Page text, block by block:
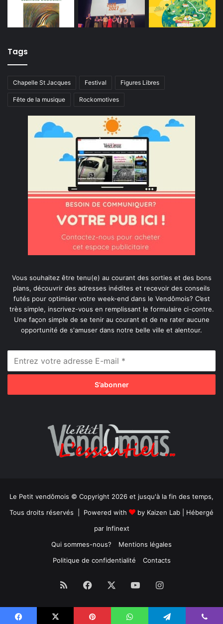
Tags
Chapelle St Jacques Festival Figures Libres
Fête de la musique Rockomotives
Vous souhaitez être tenu(e) au courant des sorties et des bons
plans, découvrir des adresses inédites et recevoir des conseils
futés pour optimiser votre week-end dans le Vendômois? C’est
très simple, inscrivez-vous en remplissant le formulaire ci-contre.
Une façon simple de se tenir au courant et de ne rater aucune
opportunité de s'amuser dans notre belle ville et alentour.
Le Petit vendômois © Copyright 2026 et jusqu'à la fin des temps,
Tous droits réservés | Powered with
by Kaizen Lab | Hébergé
par Infinext
Qui sommes-nous?
Mentions légales
Politique de confidentialité
Contacts
RSS Facebook YouTubeInstagram